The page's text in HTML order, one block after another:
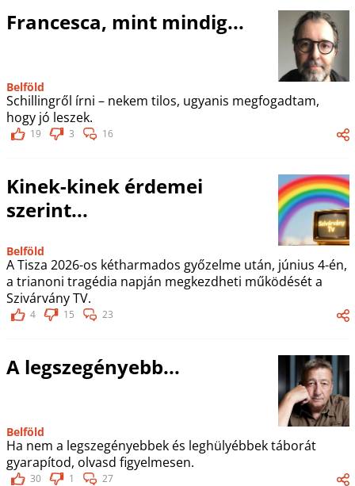
Francesca, mint mindig...
Belföld
Schillingről írni – nekem tilos, ugyanis megfogadtam,
hogy jó leszek.
19 3 16
Kinek-kinek érdemei
szerint...
Belföld
A Tisza 2026-os kétharmados győzelme után, június 4-én,
a trianoni tragédia napján megkezdheti működését a
Szivárvány TV.
4 15 23
A legszegényebb...
Belföld
Ha nem a legszegényebbek és leghülyébbek táborát
gyarapítod, olvasd figyelmesen.
30 1 27